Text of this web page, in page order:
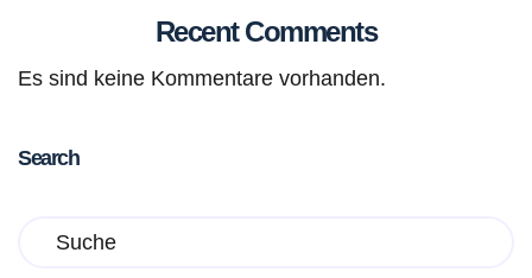
Recent Comments
Es sind keine Kommentare vorhanden.
Search